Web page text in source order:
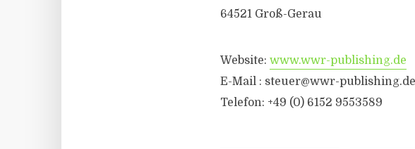
64521 Groß-Gerau
Website: www.wwr-publishing.de
E-Mail : steuer@wwr-publishing.de
Telefon: +49 (0) 6152 9553589